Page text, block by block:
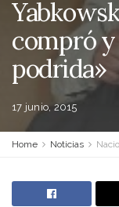
compró
podrida»
17 junio, 2015
Home Noticias